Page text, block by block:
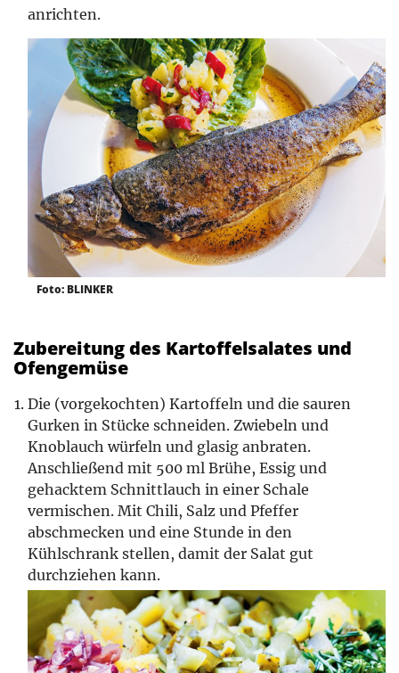
anrichten.
Foto: BLINKER
Zubereitung des Kartoffelsalates und
Ofengemüse
Die (vorgekochten) Kartoffeln und die sauren
Gurken in Stücke schneiden. Zwiebeln und
Knoblauch würfeln und glasig anbraten.
Anschließend mit 500 ml Brühe, Essig und
gehacktem Schnittlauch in einer Schale
vermischen. Mit Chili, Salz und Pfeffer
abschmecken und eine Stunde in den
Kühlschrank stellen, damit der Salat gut
durchziehen kann.